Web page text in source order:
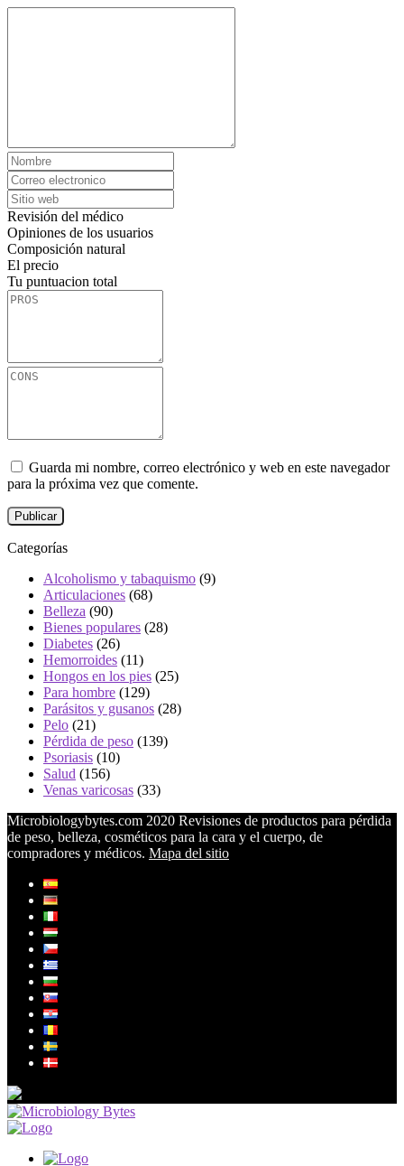
Revisión del médico
Opiniones de los usuarios
Composición natural
El precio
Tu puntuacion total
Guarda mi nombre, correo electrónico y web en este navegador
para la próxima vez que comente.
Categorías
Alcoholismo y tabaquismo (9)
Articulaciones (68)
Belleza (90)
Bienes populares (28)
Diabetes (26)
Hemorroides (11)
Hongos en los pies (25)
Para hombre (129)
Parásitos y gusanos (28)
Pelo (21)
Pérdida de peso (139)
Psoriasis (10)
Salud (156)
Venas varicosas (33)
Microbiologybytes.com 2020 Revisiones de productos para pérdida
de peso, belleza, cosméticos para la cara y el cuerpo, de
compradores y médicos. Mapa del sitio